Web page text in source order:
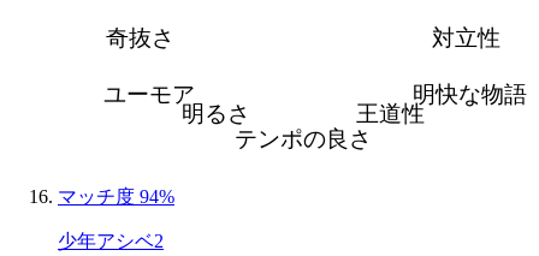
対立性
明快な物語
王道性
テンポの良さ
明るさ
ユーモア
奇抜さ
マッチ度 94%
少年アシベ2